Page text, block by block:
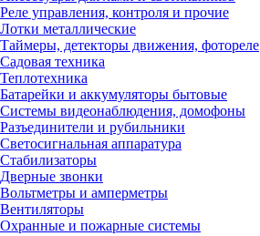
Реле управления, контроля и прочие
Лотки металлические
Таймеры, детекторы движения, фотореле
Садовая техника
Теплотехника
Батарейки и аккумуляторы бытовые
Системы видеонаблюдения, домофоны
Разъединители и рубильники
Светосигнальная аппаратура
Стабилизаторы
Дверные звонки
Вольтметры и амперметры
Вентиляторы
Охранные и пожарные системы